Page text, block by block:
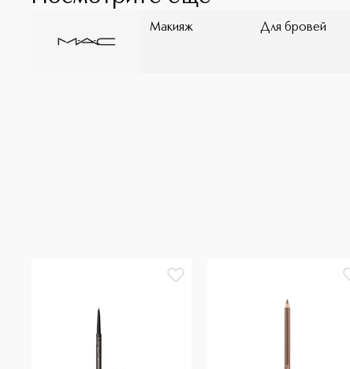
Макияж Для бровей